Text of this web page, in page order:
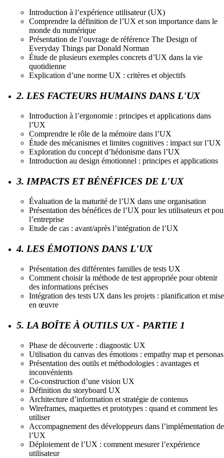
Introduction à l’expérience utilisateur (UX)
Comprendre la définition de l’UX et son importance dans le
monde du numérique
Présentation de l’ouvrage de référence The Design of
Everyday Things par Donald Norman
Étude de plusieurs exemples concrets d’UX dans la vie
quotidienne
Explication d’une norme UX : critères et objectifs
2. LES FACTEURS HUMAINS DANS L'UX
Introduction à l’ergonomie : principes et applications dans
l’UX
Comprendre le rôle de la mémoire dans l’UX
Étude des mécanismes et limites cognitives : impact sur l’UX
Exploration du concept d’hédonisme dans l’UX
Introduction au design émotionnel : principes et applications
3. IMPACTS ET BÉNÉFICES DE L'UX
Évaluation de la maturité de l’UX dans une organisation
Présentation des bénéfices de l’UX pour les utilisateurs et
l’entreprise
Etude de cas : avant/après l’intégration de l’UX
4. LES ÉMOTIONS DANS L'UX
Présentation des différentes familles de tests UX
Comment choisir la méthode de test appropriée pour obtenir
des informations précises
Intégration des tests UX dans les projets : planification et mise
en œuvre
5. LA BOÎTE À OUTILS UX - PARTIE 1
Phase de découverte : diagnostic UX
Utilisation du canvas des émotions : empathy map et personas
Présentation des outils et méthodologies : avantages et
inconvénients
Co-construction d’une vision UX
Définition du storyboard UX
Architecture d’information et stratégie de contenus
Wireframes, maquettes et prototypes : quand et comment les
utiliser
Accompagnement des développeurs dans l’implémentation de
l’UX
Déploiement de l’UX : comment mesurer l’expérience
utilisateur